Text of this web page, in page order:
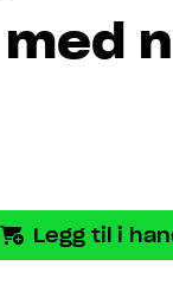
med
Legg til i